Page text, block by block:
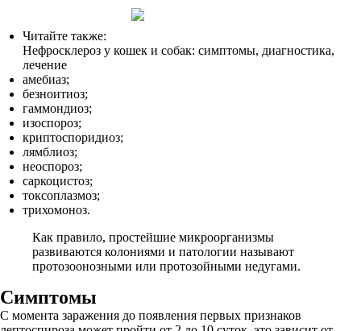
Читайте также:
Нефросклероз у кошек и собак: симптомы, диагностика,
лечение
амебиаз;
безноитиоз;
гаммондиоз;
изоспороз;
криптоспоридиоз;
лямблиоз;
неоспороз;
саркоцистоз;
токсоплазмоз;
трихомоноз.
Как правило, простейшие микроорганизмы
развиваются колониями и патологии называют
протозоонозными или протозойными недугами.
Симптомы
С момента заражения до появления первых признаков